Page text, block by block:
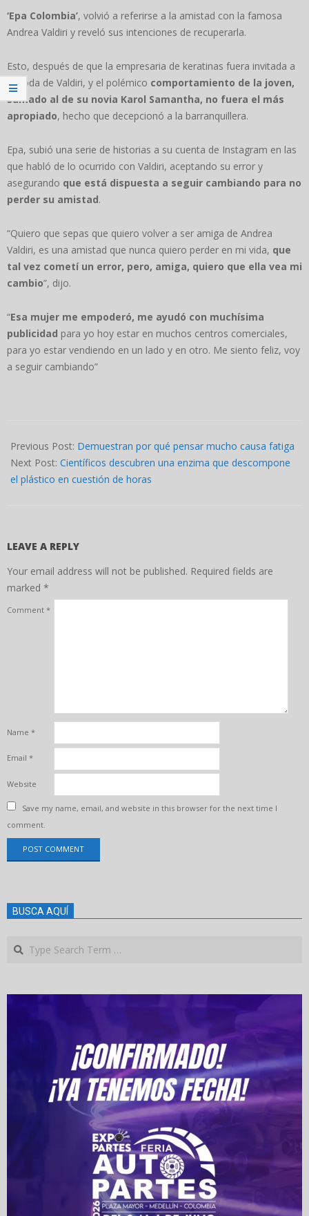
‘Epa Colombia’, volvió a referirse a la amistad con la famosa
Andrea Valdiri y reveló sus intenciones de recuperarla.
Esto, después de que la empresaria de keratinas fuera invitada a
la boda de Valdiri, y el polémico comportamiento de la joven,
sumado al de su novia Karol Samantha, no fuera el más
apropiado, hecho que decepcionó a la barranquillera.
Epa, subió una serie de historias a su cuenta de Instagram en las
que habló de lo ocurrido con Valdiri, aceptando su error y
asegurando que está dispuesta a seguir cambiando para no
perder su amistad.
“Quiero que sepas que quiero volver a ser amiga de Andrea
Valdiri, es una amistad que nunca quiero perder en mi vida, que
tal vez cometí un error, pero, amiga, quiero que ella vea mi
cambio”, dijo.
“Esa mujer me empoderó, me ayudó con muchísima
publicidad para yo hoy estar en muchos centros comerciales,
para yo estar vendiendo en un lado y en otro. Me siento feliz, voy
a seguir cambiando”
08-
13
Previous Post: Demuestran por qué pensar mucho causa fatiga
Next Post: Científicos descubren una enzima que descompone
el plástico en cuestión de horas
LEAVE A REPLY
Your email address will not be published. Required fields are
marked *
Comment *
Name *
Email *
Website
Save my name, email, and website in this browser for the next time I
comment.
BUSCA AQUÍ
Search